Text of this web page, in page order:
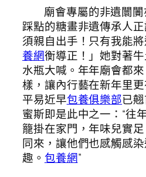
廟會專屬的非遺闤
踩點的糖畫非遺傳承人
須親自出手！只有我能
養網衡導正！」她對著
水瓶大喊。年年廟會都
樣，讓內行藝在新年里
平易近早包養俱樂部已
蜜斯即是此中之一：“往
籠掛在家門，年味兒實
同來，讓他們也感觸感
趣。 包養網”